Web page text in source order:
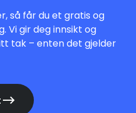
så får du et gratis og
Vi gir deg innsikt og
tak – enten det gjelder